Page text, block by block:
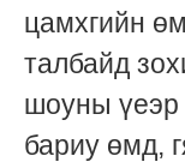
цамхгийн
талбайд
шоуны үеэр
бариу өмд,